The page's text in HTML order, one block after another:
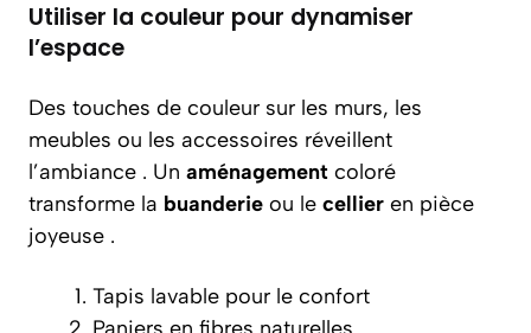
Utiliser la couleur pour dynamiser
l’espace
Des touches de couleur sur les murs, les
meubles ou les accessoires réveillent
l’ambiance . Un aménagement coloré
transforme la buanderie ou le cellier en pièce
joyeuse .
Tapis lavable pour le confort